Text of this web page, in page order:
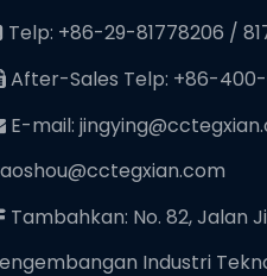
Telp: +86-29-81778206 /
After-Sales Telp: +86-
E-mail:
Tambahkan: No. 82, Jalan
Industri